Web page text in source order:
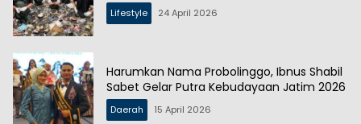
Lifestyle 24 April 2026
Harumkan Nama Probolinggo, Ibnus Shabil
Sabet Gelar Putra Kebudayaan Jatim 2026
Daerah 15 April 2026